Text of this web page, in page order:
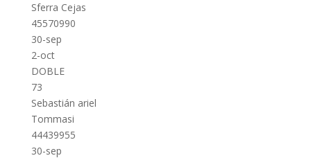
Sferra Cejas
45570990
30-sep
2-oct
DOBLE
73
Sebastián ariel
Tommasi
44439955
30-sep